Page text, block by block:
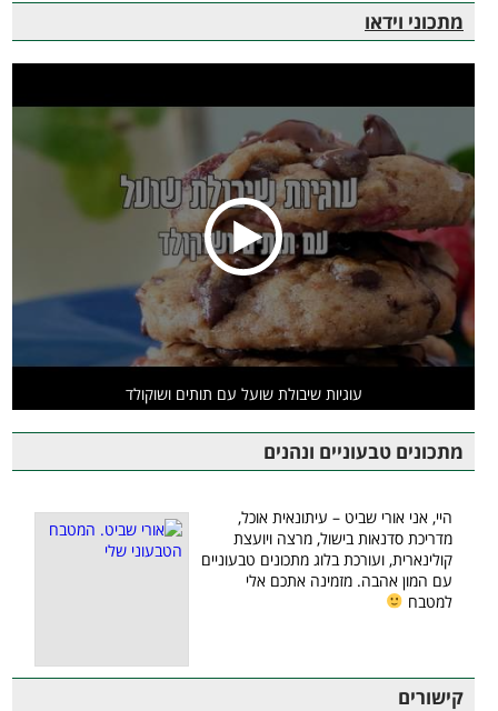
מתכוני וידאו
עוגיות שיבולת שועל עם תותים ושוקולד
מתכונים טבעוניים ונהנים
היי, אני אורי שביט – עיתונאית אוכל,
מדריכת סדנאות בישול, מרצה ויועצת
קולינארית, ועורכת בלוג מתכונים טבעוניים
עם המון אהבה. מזמינה אתכם אלי
למטבח
קישורים